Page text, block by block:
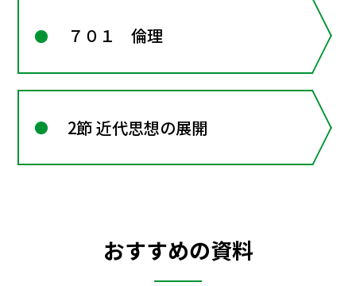
７０１ 倫理
2節 近代思想の展開
おすすめの資料